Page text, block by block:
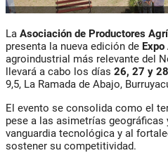
La Asociación de Productores
presenta la nueva edición de
agroindustrial más relevante del
llevará a cabo los días 26, 27 y
9,5, La Ramada de Abajo,
El evento se consolida como el
pese a las asimetrías
vanguardia tecnológica y al
sostener su competitividad.